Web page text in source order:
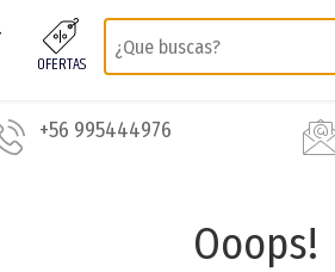
OFERTAS
+56 995444976
Ooops!